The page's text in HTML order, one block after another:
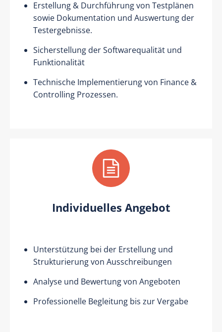
Erstellung & Durchführung von Testplänen
sowie Dokumentation und Auswertung der
Testergebnisse.
Sicherstellung der Softwarequalität und
Funktionalität
Technische Implementierung von Finance &
Controlling Prozessen.
Individuelles Angebot
Unterstützung bei der Erstellung und
Strukturierung von Ausschreibungen
Analyse und Bewertung von Angeboten
Professionelle Begleitung bis zur Vergabe